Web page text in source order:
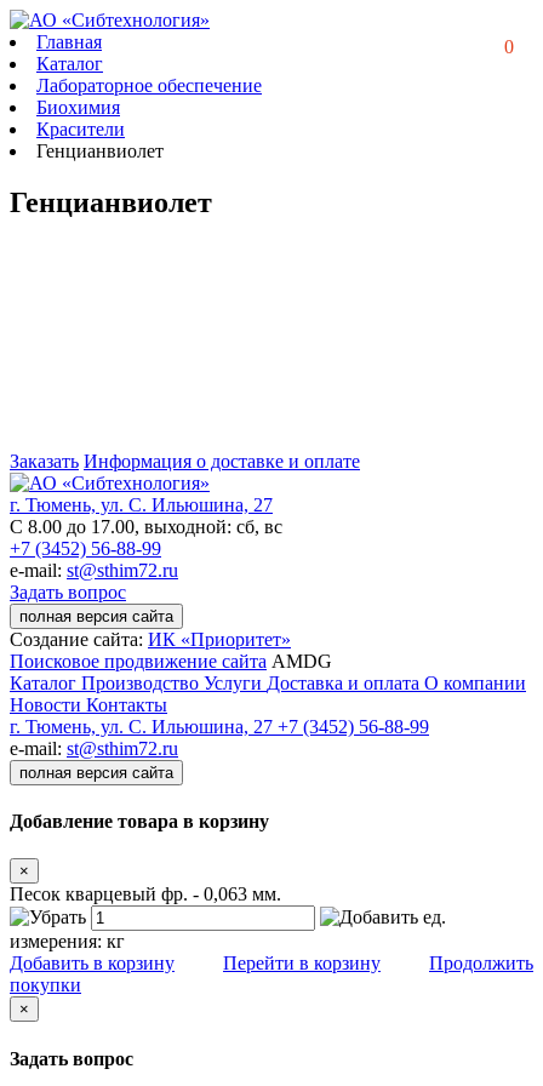
0
Главная
Каталог
Лабораторное обеспечение
Биохимия
Красители
Генцианвиолет
Генцианвиолет
Заказать Информация о доставке и оплате
г. Тюмень, ул. С. Ильюшина, 27
С 8.00 до 17.00, выходной: сб, вс
+7 (3452) 56-88-99
e-mail: st@sthim72.ru
Задать вопрос
полная версия сайта
Создание сайта: ИК «Приоритет»
Поисковое продвижение сайта AMDG
Каталог Производство Услуги Доставка и оплата О компании
Новости Контакты
г. Тюмень, ул. С. Ильюшина, 27 +7 (3452) 56-88-99
e-mail: st@sthim72.ru
полная версия сайта
Добавление товара в корзину
×
Песок кварцевый фр. - 0,063 мм.
ед.
измерения: кг
Добавить в корзину
Перейти в корзину
Продолжить
покупки
×
Задать вопрос